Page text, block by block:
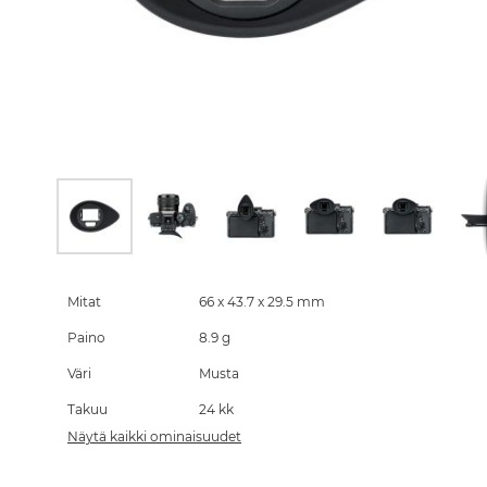
the
images
Mitat 66 x 43.7 x 29.5 mm
Paino 8.9 g
Väri Musta
Takuu
24 kk
Näytä kaikki ominaisuudet